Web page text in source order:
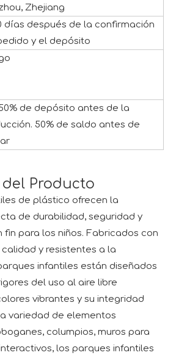
Zhejiang
días después de la confirmación
y el depósito
de depósito antes de la
50% de saldo antes de
Producto
de plástico ofrecen la
de durabilidad, seguridad y
fin para los niños. Fabricados con
y resistentes a la
infantiles están diseñados
del uso al aire libre
vibrantes y su integridad
variedad de elementos
columpios, muros para
los parques infantiles